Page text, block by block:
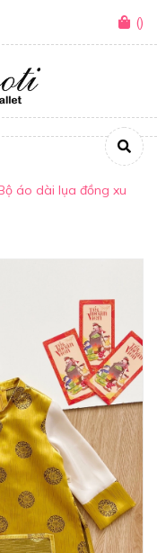
()
áo dài lụa đồng xu